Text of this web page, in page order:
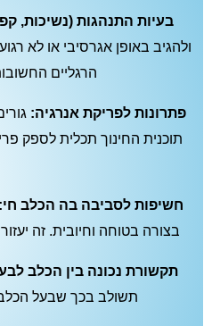
בעיות התנהגות (נשיכות,
ולהגיב באופן אגרסיבי או לא
הרגליים
פתרונות לפריקת אנרגיה:
תוכנית החינוך תכלית לספק
חשיפות לסביבה בה הכלב חי:
בצורה בטוחה וחיובית. זה
תקשורת נכונה בין הכלב
תשולב בכך שבעל הכלב